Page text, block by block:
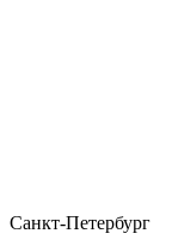
Санкт-Петербург